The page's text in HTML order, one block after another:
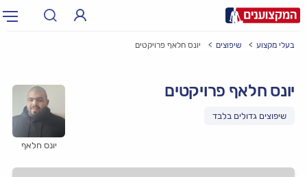
תל אביב, חיפה…
בעלי מקצוע שיפוצים יונס חלאף פרויקטים
יונס חלאף
יונס חלאף פרויקטים